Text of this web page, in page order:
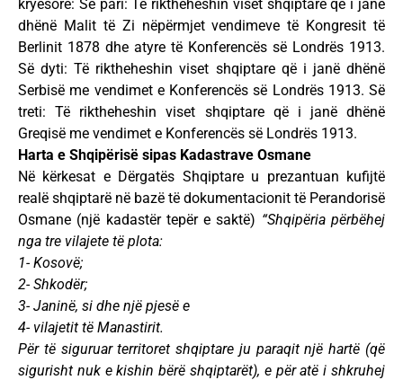
kryesore: Së pari: Të riktheheshin viset shqiptare që i janë
dhënë Malit të Zi nëpërmjet vendimeve të Kongresit të
Berlinit 1878 dhe atyre të Konferencës së Londrës 1913.
Së dyti: Të riktheheshin viset shqiptare që i janë dhënë
Serbisë me vendimet e Konferencës së Londrës 1913. Së
treti: Të riktheheshin viset shqiptare që i janë dhënë
Greqisë me vendimet e Konferencës së Londrës 1913.
Harta e Shqipërisë sipas Kadastrave Osmane
Në kërkesat e Dërgatës Shqiptare u prezantuan kufijtë
realë shqiptarë në bazë të dokumentacionit të Perandorisë
Osmane (një kadastër tepër e saktë) “Shqipëria përbëhej
nga tre vilajete të plota:
1- Kosovë;
2- Shkodër;
3- Janinë, si dhe një pjesë e
4- vilajetit të Manastirit.
Për të siguruar territoret shqiptare ju paraqit një hartë (që
sigurisht nuk e kishin bërë shqiptarët), e për atë i shkruhej